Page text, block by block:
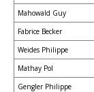
Mahowald Guy
Fabrice Becker
Weides Philippe
Mathay Pol
Gengler Philippe